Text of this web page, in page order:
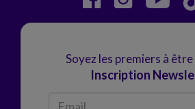
Soyez les premiers à
Inscription